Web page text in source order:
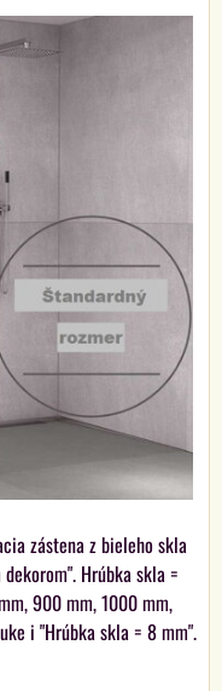
zástena z bieleho skla
Hrúbka skla =
900 mm, 1000 mm,
i "Hrúbka skla = 8 mm".